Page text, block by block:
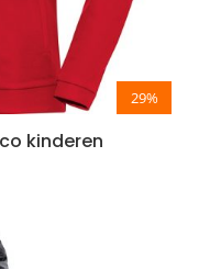
29%
kinderen